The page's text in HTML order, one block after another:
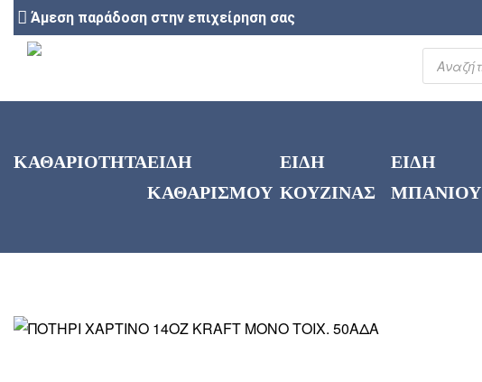
Άμεση παράδοση στην επιχείρηση σας
ΚΑΘΑΡΙΟΤΗΤΑΕΙΔΗ
ΚΑΘΑΡΙΣΜΟΥ
ΕΙΔΗ
ΚΟΥΖΙΝΑΣ
ΕΙΔΗ
ΜΠΑΝΙΟΥ